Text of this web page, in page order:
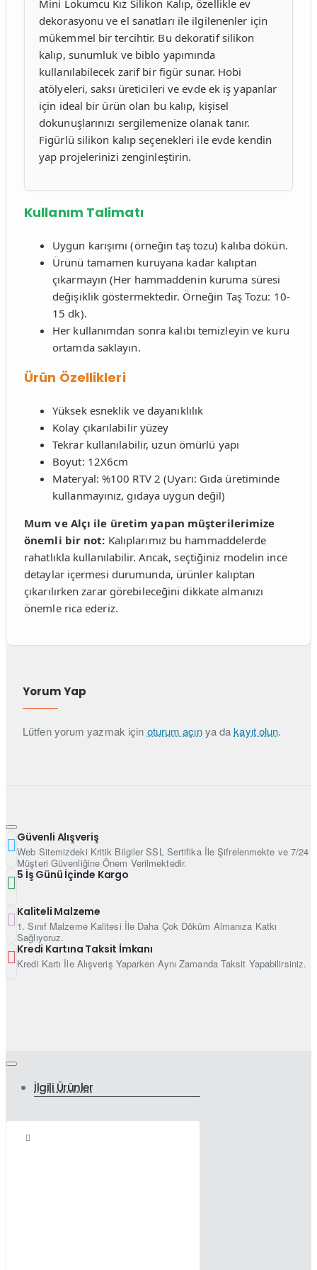
Mini Lokumcu Kız Silikon Kalıp, özellikle ev
dekorasyonu ve el sanatları ile ilgilenenler için
mükemmel bir tercihtir. Bu dekoratif silikon
kalıp, sunumluk ve biblo yapımında
kullanılabilecek zarif bir figür sunar. Hobi
atölyeleri, saksı üreticileri ve evde ek iş yapanlar
için ideal bir ürün olan bu kalıp, kişisel
dokunuşlarınızı sergilemenize olanak tanır.
Figürlü silikon kalıp seçenekleri ile evde kendin
yap projelerinizi zenginleştirin.
Kullanım Talimatı
Uygun karışımı (örneğin taş tozu) kalıba dökün.
Ürünü tamamen kuruyana kadar kalıptan
çıkarmayın (Her hammaddenin kuruma süresi
değişiklik göstermektedir. Örneğin Taş Tozu: 10-
15 dk).
Her kullanımdan sonra kalıbı temizleyin ve kuru
ortamda saklayın.
Ürün Özellikleri
Yüksek esneklik ve dayanıklılık
Kolay çıkarılabilir yüzey
Tekrar kullanılabilir, uzun ömürlü yapı
Boyut: 12X6cm
Materyal: %100 RTV 2 (Uyarı: Gıda üretiminde
kullanmayınız, gıdaya uygun değil)
Mum ve Alçı ile üretim yapan müşterilerimize
önemli bir not: Kalıplarımız bu hammaddelerde
rahatlıkla kullanılabilir. Ancak, seçtiğiniz modelin ince
detaylar içermesi durumunda, ürünler kalıptan
çıkarılırken zarar görebileceğini dikkate almanızı
önemle rica ederiz.
Yorum Yap
Lütfen yorum yazmak için oturum açınya dakayıt olun.
Güvenli Alışveriş
Web Sitemizdeki Kritik Bilgiler SSL Sertifika İle Şifrelenmekte ve 7/24
Müşteri Güvenliğine Önem Verilmektedir.
5 İş Günü İçinde Kargo
Kaliteli Malzeme
1. Sınıf Malzeme Kalitesi İle Daha Çok Döküm Almanıza Katkı
Sağlıyoruz.
Kredi Kartına Taksit İmkanı
Kredi Kartı İle Alışveriş Yaparken Aynı Zamanda Taksit Yapabilirsiniz.
İlgili Ürünler